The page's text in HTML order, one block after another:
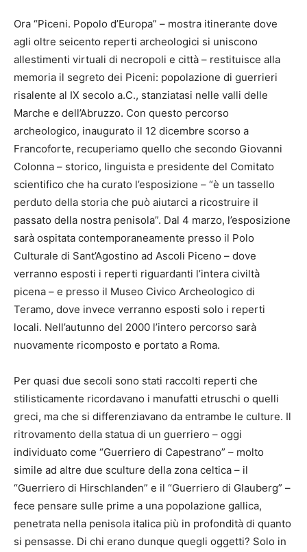
Ora “Piceni. Popolo d’Europa” – mostra itinerante dove
agli oltre seicento reperti archeologici si uniscono
allestimenti virtuali di necropoli e città – restituisce alla
memoria il segreto dei Piceni: popolazione di guerrieri
risalente al IX secolo a.C., stanziatasi nelle valli delle
Marche e dell’Abruzzo. Con questo percorso
archeologico, inaugurato il 12 dicembre scorso a
Francoforte, recuperiamo quello che secondo Giovanni
Colonna – storico, linguista e presidente del Comitato
scientifico che ha curato l’esposizione – “è un tassello
perduto della storia che può aiutarci a ricostruire il
passato della nostra penisola”. Dal 4 marzo, l’esposizione
sarà ospitata contemporaneamente presso il Polo
Culturale di Sant’Agostino ad Ascoli Piceno – dove
verranno esposti i reperti riguardanti l’intera civiltà
picena – e presso il Museo Civico Archeologico di
Teramo, dove invece verranno esposti solo i reperti
locali. Nell’autunno del 2000 l’intero percorso sarà
nuovamente ricomposto e portato a Roma.
Per quasi due secoli sono stati raccolti reperti che
stilisticamente ricordavano i manufatti etruschi o quelli
greci, ma che si differenziavano da entrambe le culture. Il
ritrovamento della statua di un guerriero – oggi
individuato come “Guerriero di Capestrano” – molto
simile ad altre due sculture della zona celtica – il
“Guerriero di Hirschlanden” e il “Guerriero di Glauberg” –
fece pensare sulle prime a una popolazione gallica,
penetrata nella penisola italica più in profondità di quanto
si pensasse. Di chi erano dunque quegli oggetti? Solo in